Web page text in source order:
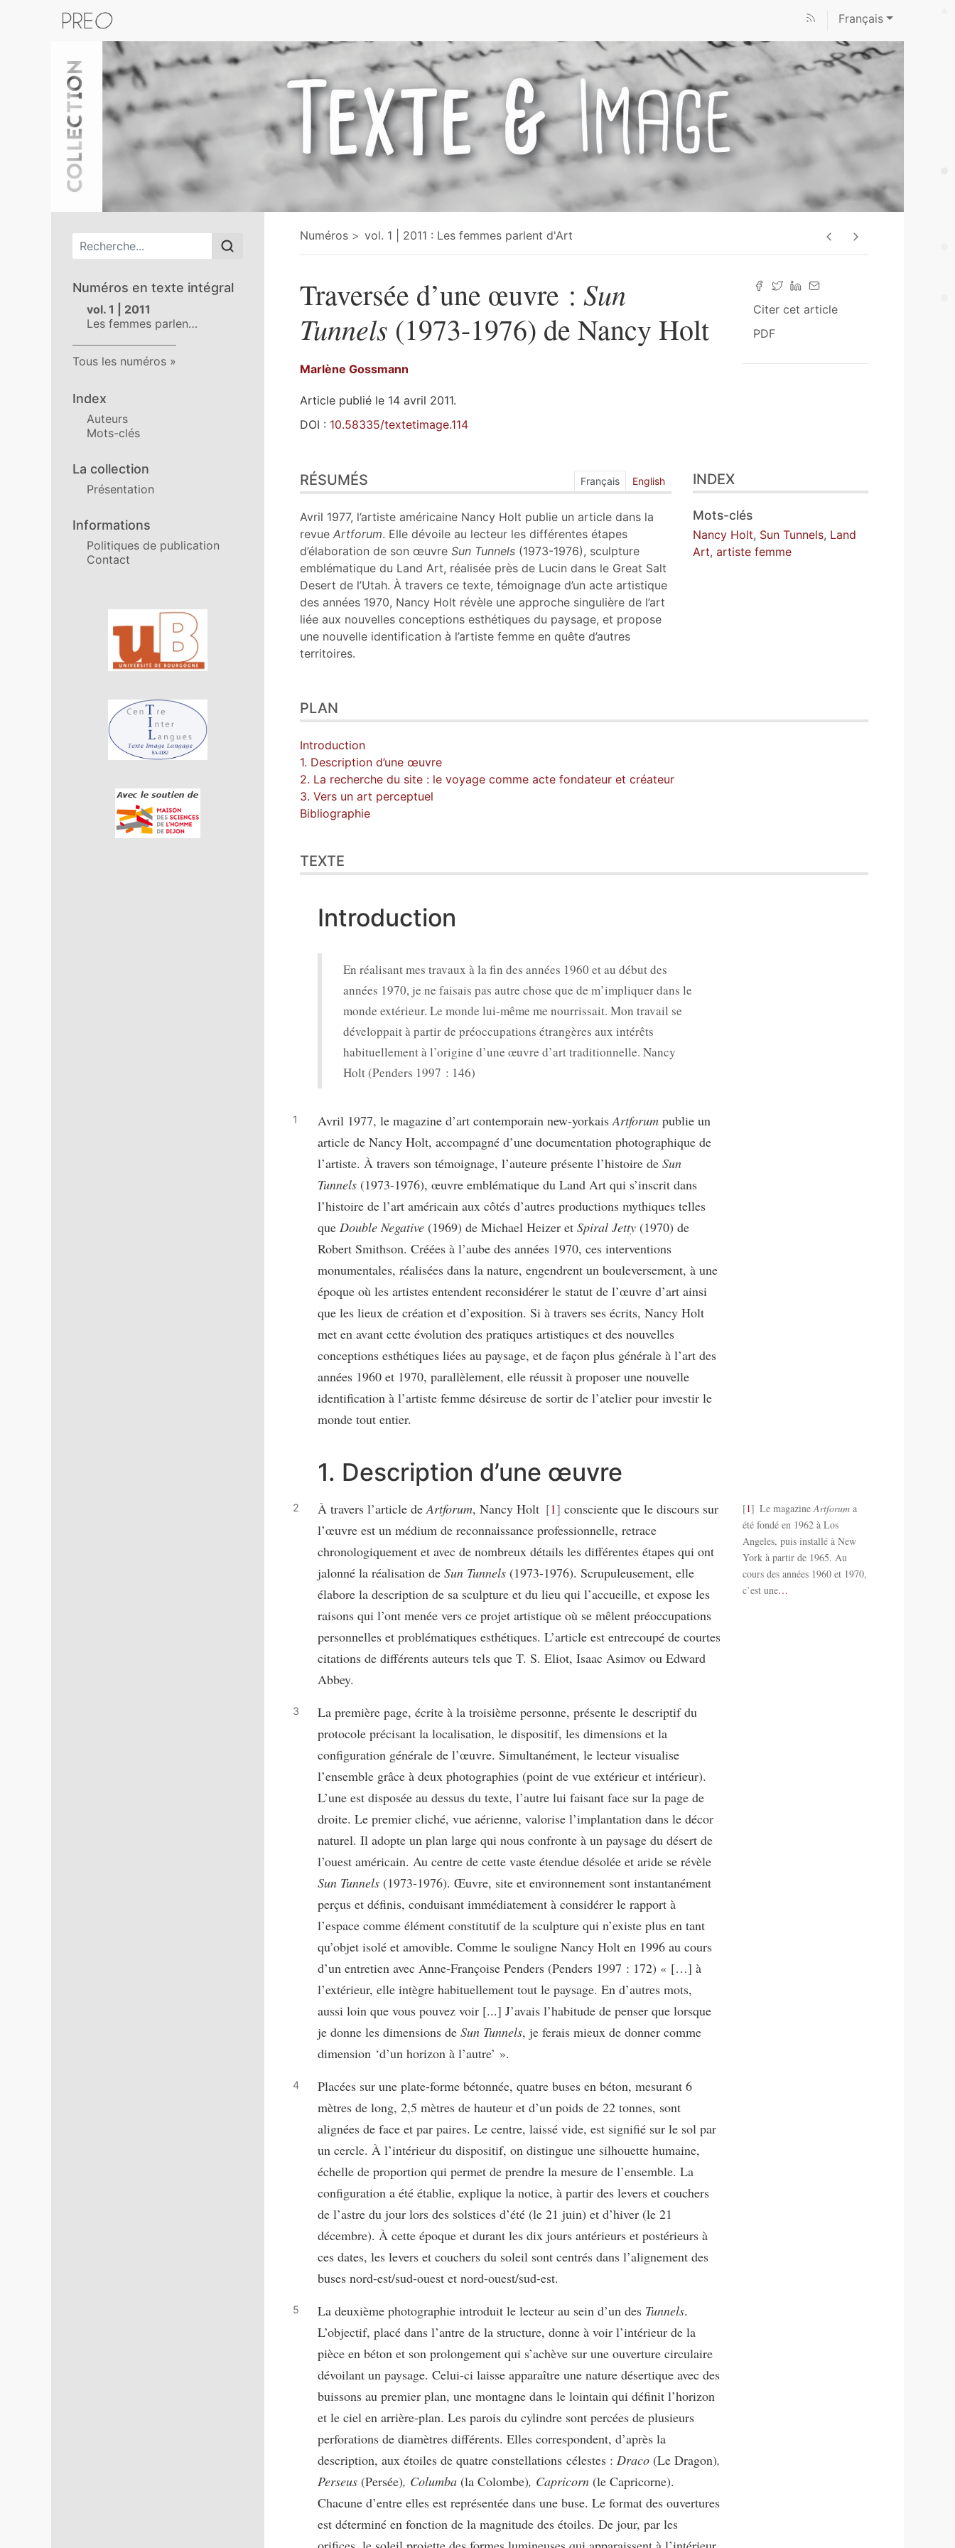
Français
Menu principal
Numéros en texte intégral
vol. 1 | 2011
Les femmes parlen…
Tous les numéros
Index
Auteurs
Mots-clés
La collection
Présentation
Informations
Politiques de publication
Contact
Affiliations/partenaires
Numéros vol. 1 | 2011 : Les femmes parlent d'Art
Citer cet article
PDF
Traversée d’une œuvre : Sun
Tunnels (1973-1976) de Nancy Holt
Marlène Gossmann
Article publié le 14 avril 2011.
DOI : 10.58335/textetimage.114
Index
Plan
Texte
Notes
Citer cet article
Auteur
RÉSUMÉS Français English
Avril 1977, l’artiste américaine Nancy Holt publie un article dans la
revue Artforum. Elle dévoile au lecteur les différentes étapes
d’élaboration de son œuvre Sun Tunnels (1973-1976), sculpture
emblématique du Land Art, réalisée près de Lucin dans le Great Salt
Desert de l’Utah. À travers ce texte, témoignage d’un acte artistique
des années 1970, Nancy Holt révèle une approche singulière de l’art
liée aux nouvelles conceptions esthétiques du paysage, et propose
une nouvelle identification à l’artiste femme en quête d’autres
territoires.
INDEX
Mots-clés
Nancy Holt, Sun Tunnels, Land
Art,artiste femme
PLAN
Introduction
1. Description d’une œuvre
2. La recherche du site : le voyage comme acte fondateur et créateur
3. Vers un art perceptuel
Bibliographie
TEXTE
Introduction
En réalisant mes travaux à la fin des années 1960 et au début des
années 1970, je ne faisais pas autre chose que de m’impliquer dans le
monde extérieur. Le monde lui-même me nourrissait. Mon travail se
développait à partir de préoccupations étrangères aux intérêts
habituellement à l’origine d’une œuvre d’art traditionnelle. Nancy
Holt (Penders 1997 : 146)
Avril 1977, le magazine d’art contemporain new-yorkais Artforum publie un
article de Nancy Holt, accompagné d’une documentation photographique de
l’artiste. À travers son témoignage, l’auteure présente l’histoire de Sun
Tunnels (1973-1976), œuvre emblématique du Land Art qui s’inscrit dans
l’histoire de l’art américain aux côtés d’autres productions mythiques telles
que Double Negative (1969) de Michael Heizer et Spiral Jetty (1970) de
Robert Smithson. Créées à l’aube des années 1970, ces interventions
monumentales, réalisées dans la nature, engendrent un bouleversement, à une
époque où les artistes entendent reconsidérer le statut de l’œuvre d’art ainsi
que les lieux de création et d’exposition. Si à travers ses écrits, Nancy Holt
met en avant cette évolution des pratiques artistiques et des nouvelles
conceptions esthétiques liées au paysage, et de façon plus générale à l’art des
années 1960 et 1970, parallèlement, elle réussit à proposer une nouvelle
identification à l’artiste femme désireuse de sortir de l’atelier pour investir le
monde tout entier.
1. Description d’une œuvre
À travers l’article de Artforum, Nancy Holt 1 consciente que le discours sur
l’œuvre est un médium de reconnaissance professionnelle, retrace
chronologiquement et avec de nombreux détails les différentes étapes qui ont
jalonné la réalisation de Sun Tunnels (1973-1976). Scrupuleusement, elle
élabore la description de sa sculpture et du lieu qui l’accueille, et expose les
raisons qui l’ont menée vers ce projet artistique où se mêlent préoccupations
personnelles et problématiques esthétiques. L’article est entrecoupé de courtes
citations de différents auteurs tels que T. S. Eliot, Isaac Asimov ou Edward
Abbey.
La première page, écrite à la troisième personne, présente le descriptif du
protocole précisant la localisation, le dispositif, les dimensions et la
configuration générale de l’œuvre. Simultanément, le lecteur visualise
l’ensemble grâce à deux photographies (point de vue extérieur et intérieur).
L’une est disposée au dessus du texte, l’autre lui faisant face sur la page de
droite. Le premier cliché, vue aérienne, valorise l’implantation dans le décor
naturel. Il adopte un plan large qui nous confronte à un paysage du désert de
l’ouest américain. Au centre de cette vaste étendue désolée et aride se révèle
Sun Tunnels (1973-1976). Œuvre, site et environnement sont instantanément
perçus et définis, conduisant immédiatement à considérer le rapport à
l’espace comme élément constitutif de la sculpture qui n’existe plus en tant
qu’objet isolé et amovible. Comme le souligne Nancy Holt en 1996 au cours
d’un entretien avec Anne-Françoise Penders (Penders 1997 : 172) « […] à
l’extérieur, elle intègre habituellement tout le paysage. En d’autres mots,
aussi loin que vous pouvez voir [...] J’avais l’habitude de penser que lorsque
je donne les dimensions de Sun Tunnels, je ferais mieux de donner comme
dimension ‘d’un horizon à l’autre’ ».
Placées sur une plate-forme bétonnée, quatre buses en béton, mesurant 6
mètres de long, 2,5 mètres de hauteur et d’un poids de 22 tonnes, sont
alignées de face et par paires. Le centre, laissé vide, est signifié sur le sol par
un cercle. À l’intérieur du dispositif, on distingue une silhouette humaine,
échelle de proportion qui permet de prendre la mesure de l’ensemble. La
configuration a été établie, explique la notice, à partir des levers et couchers
de l’astre du jour lors des solstices d’été (le 21 juin) et d’hiver (le 21
décembre). À cette époque et durant les dix jours antérieurs et postérieurs à
ces dates, les levers et couchers du soleil sont centrés dans l’alignement des
buses nord-est/sud-ouest et nord-ouest/sud-est.
La deuxième photographie introduit le lecteur au sein d’un des Tunnels.
L’objectif, placé dans l’antre de la structure, donne à voir l’intérieur de la
pièce en béton et son prolongement qui s’achève sur une ouverture circulaire
dévoilant un paysage. Celui-ci laisse apparaître une nature désertique avec des
buissons au premier plan, une montagne dans le lointain qui définit l’horizon
et le ciel en arrière-plan. Les parois du cylindre sont percées de plusieurs
perforations de diamètres différents. Elles correspondent, d’après la
description, aux étoiles de quatre constellations célestes : Draco (Le Dragon),
Perseus (Persée), Columba (la Colombe), Capricorn (le Capricorne).
Chacune d’entre elles est représentée dans une buse. Le format des ouvertures
est déterminé en fonction de la magnitude des étoiles. De jour, par les
1 Le magazine Artforum a
été fondé en 1962 à Los
Angeles, puis installé à New
York à partir de 1965. Au
cours des années 1960 et 1970,
c’est une…